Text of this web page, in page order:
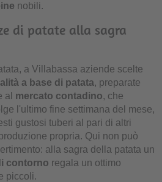
nobili.
di patate alla sagra
a Villabassa aziende scelte
a base di patata, preparate
al mercato contadino, che
l'ultimo fine settimana del mese,
gustosi tuberi al pari di altri
propria. Qui non può
alla sagra della patata un
contorno regala un ottimo
piccoli.